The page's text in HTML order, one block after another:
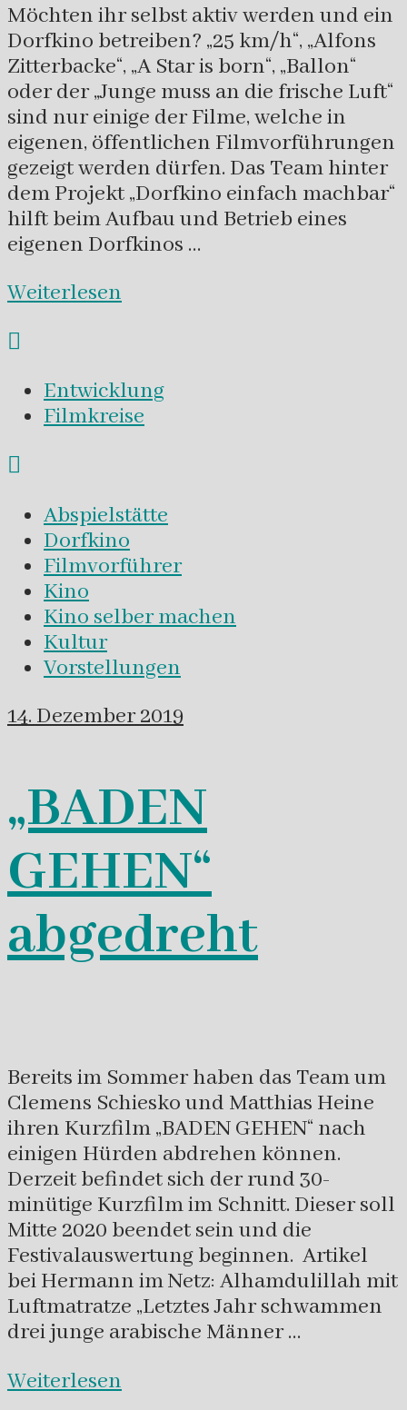
Möchten ihr selbst aktiv werden und ein
Dorfkino betreiben? „25 km/h“, „Alfons
Zitterbacke“, „A Star is born“, „Ballon“
oder der „Junge muss an die frische Luft“
sind nur einige der Filme, welche in
eigenen, öffentlichen Filmvorführungen
gezeigt werden dürfen. Das Team hinter
dem Projekt „Dorfkino einfach machbar“
hilft beim Aufbau und Betrieb eines
eigenen Dorfkinos …
Weiterlesen
Entwicklung
Filmkreise
Abspielstätte
Dorfkino
Filmvorführer
Kino
Kino selber machen
Kultur
Vorstellungen
14. Dezember 2019
„BADEN
GEHEN“
abgedreht
Bereits im Sommer haben das Team um
Clemens Schiesko und Matthias Heine
ihren Kurzfilm „BADEN GEHEN“ nach
einigen Hürden abdrehen können.
Derzeit befindet sich der rund 30-
minütige Kurzfilm im Schnitt. Dieser soll
Mitte 2020 beendet sein und die
Festivalauswertung beginnen. Artikel
bei Hermann im Netz: Alhamdulillah mit
Luftmatratze „Letztes Jahr schwammen
drei junge arabische Männer …
Weiterlesen